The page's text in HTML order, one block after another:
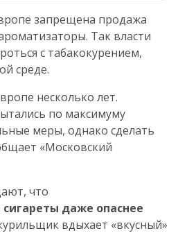
запрещена продажа
Так власти
с табакокурением,
среде.
несколько лет.
по максимуму
меры, однако сделать
«Московский
что
даже опаснее
вдыхает «вкусный»